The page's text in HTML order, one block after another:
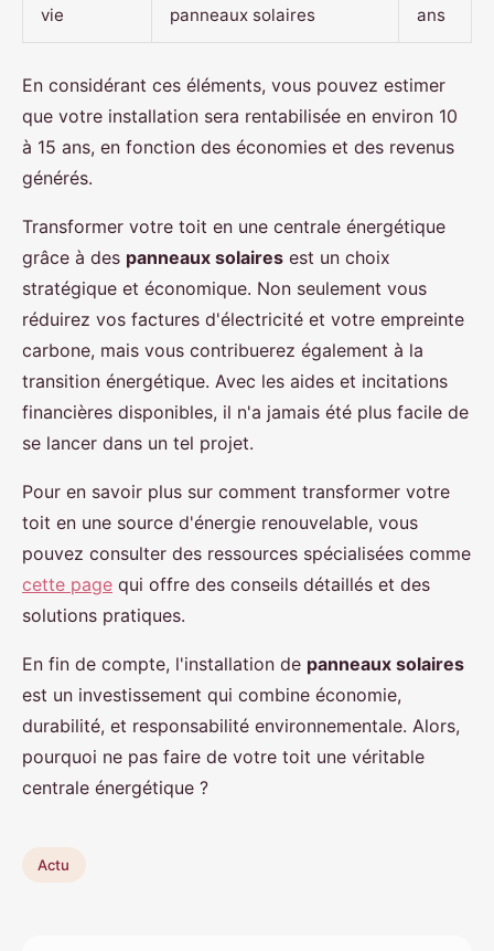
vie
panneaux solaires
ans
En considérant ces éléments, vous pouvez estimer
que votre installation sera rentabilisée en environ 10
à 15 ans, en fonction des économies et des revenus
générés.
Transformer votre toit en une centrale énergétique
grâce à des panneaux solaires est un choix
stratégique et économique. Non seulement vous
réduirez vos factures d'électricité et votre empreinte
carbone, mais vous contribuerez également à la
transition énergétique. Avec les aides et incitations
financières disponibles, il n'a jamais été plus facile de
se lancer dans un tel projet.
Pour en savoir plus sur comment transformer votre
toit en une source d'énergie renouvelable, vous
pouvez consulter des ressources spécialisées comme
cette page qui offre des conseils détaillés et des
solutions pratiques.
En fin de compte, l'installation de panneaux solaires
est un investissement qui combine économie,
durabilité, et responsabilité environnementale. Alors,
pourquoi ne pas faire de votre toit une véritable
centrale énergétique ?
Actu